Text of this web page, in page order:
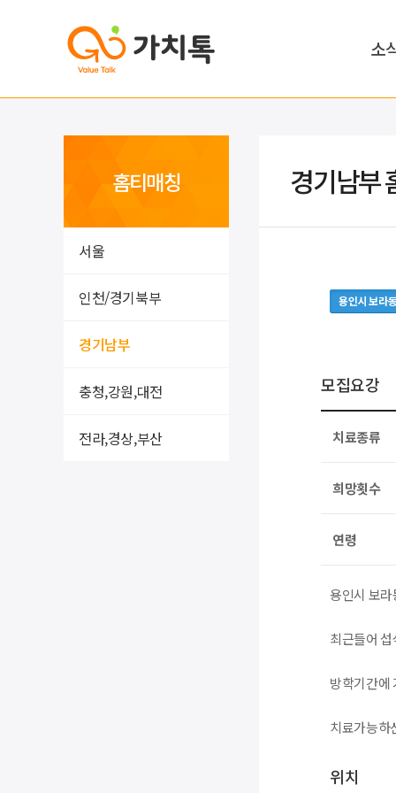
소
홈티매칭
서울
인천/경기북부
경기남부
충청,강원,대전
전라,경상,부산
경기남부
용인시 보라
모집요강
치료종류
희망횟수
연령
용인시 보
최근들어
방학기간에
치료가능하
위치